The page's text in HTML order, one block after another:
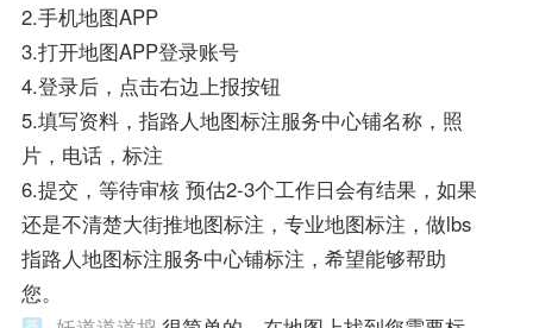
2.手机地图APP
3.打开地图APP登录账号
4.登录后，点击右边上报按钮
5.填写资料，指路人地图标注服务中心铺名称，照
片，电话，标注
6.提交，等待审核 预估2-3个工作日会有结果，如果
还是不清楚大街推地图标注，专业地图标注，做lbs
指路人地图标注服务中心铺标注，希望能够帮助
您。